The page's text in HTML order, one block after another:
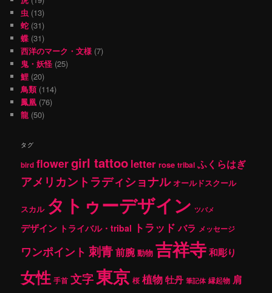
虫 (13)
蛇 (31)
蝶 (31)
西洋のマーク・文様 (7)
鬼・妖怪 (25)
鯉 (20)
鳥類(114)
鳳凰 (76)
龍 (50)
タグ
bird flowergirl tattoo letter rose tribal ふくらはぎ
アメリカントラディショナル オールドスクール
スカル タトゥーデザイン ツバメ
デザイン トライバル・tribal トラッド バラ メッセージ
ワンポイント 刺青前腕 動物 吉祥寺和彫り
女性 手首 文字東京 桜 植物牡丹 筆記体 縁起物 肩